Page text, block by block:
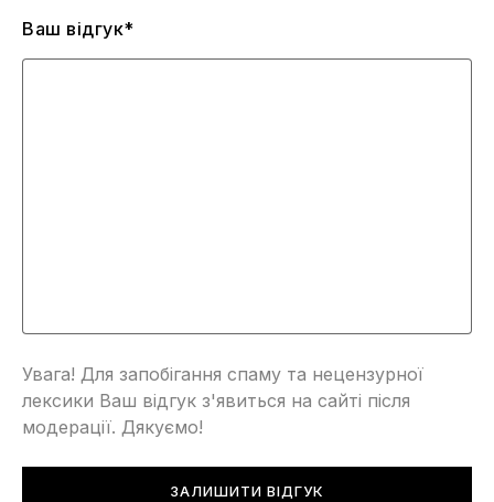
Ваш відгук*
Увага! Для запобігання спаму та нецензурної
лексики Ваш відгук з'явиться на сайті після
модерації. Дякуємо!
ЗАЛИШИТИ ВІДГУК